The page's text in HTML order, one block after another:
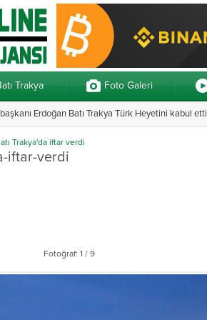
Trakya Foto Galeri
Erdoğan Batı Trakya Türk Heyetini kabul etti
Trakya'da iftar verdi
iftar-verdi
Fotoğraf: 1 / 9